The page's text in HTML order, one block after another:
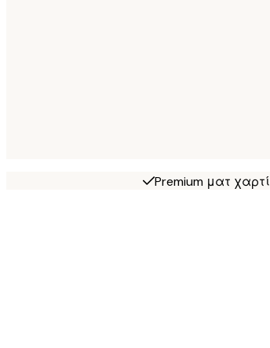
Premium ματ χαρτί